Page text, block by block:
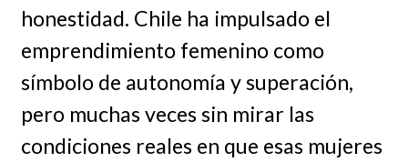
honestidad. Chile ha impulsado el
emprendimiento femenino como
símbolo de autonomía y superación,
pero muchas veces sin mirar las
condiciones reales en que esas mujeres